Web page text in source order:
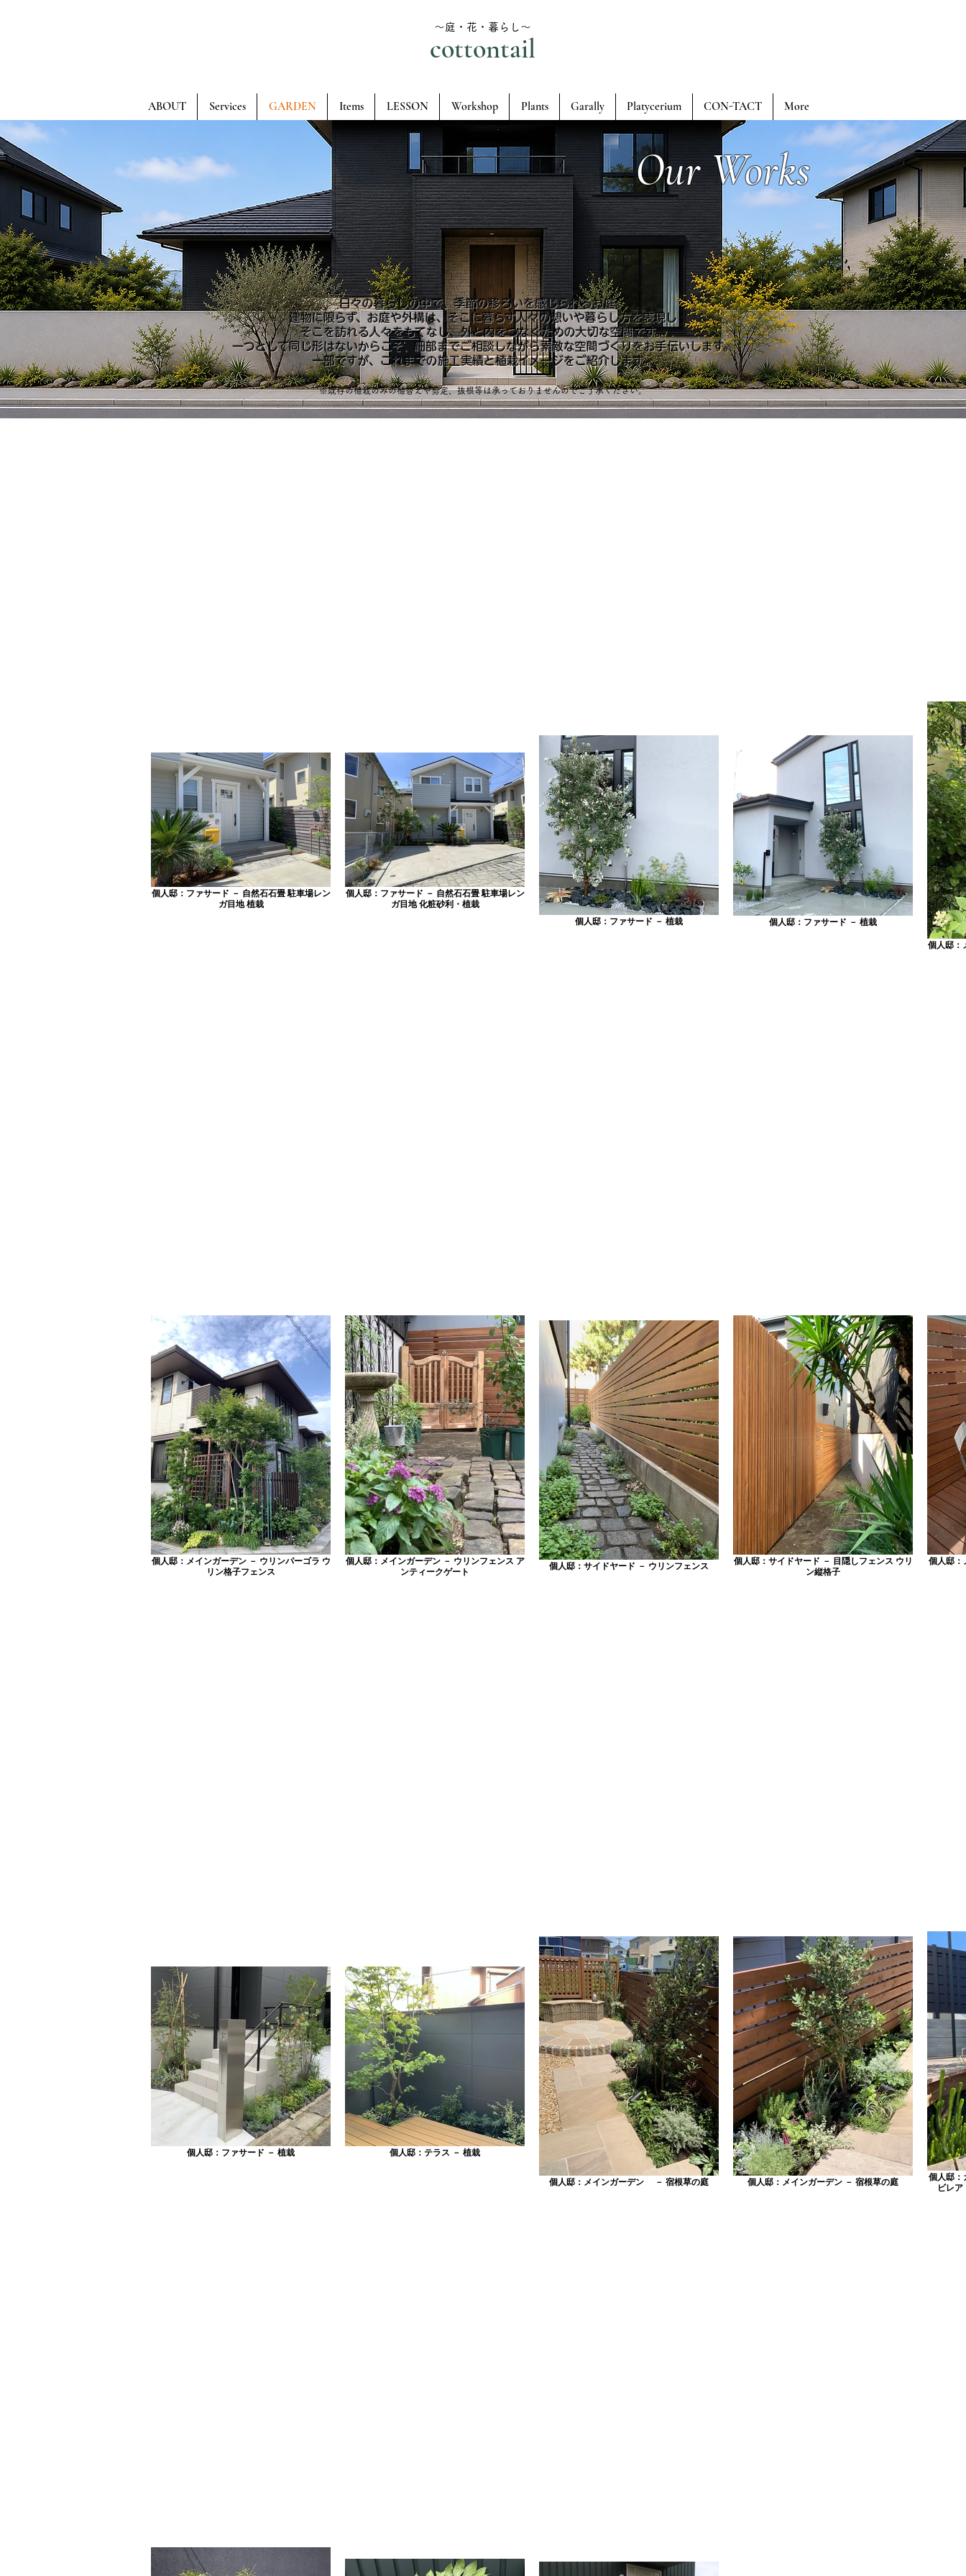
cottontail
～庭・花・暮らし～
ABOUT Services GARDEN Items LESSON Workshop Plants Garally Platycerium CON-TACT More
Our Works
日々の暮らしの中で、季節の移ろいを感じられるお庭。
建物に限らず、お庭や外構は、そこに暮らす人々の想いや暮らし方を表現し
そこを訪れる人々をもてなし、外と内をつなぐための大切な空間です。
一つとして同じ形はないからこそ、細部までご相談しながら素敵な空間づくりをお手伝いします。
​一部ですが、これまでの施工実績と植栽イメージをご紹介します。
※既存の植栽のみの植替えや剪定、抜根等は承っておりませんのでご了承ください。
個人邸：ファサード － 自然石石畳 駐車場レン
ガ目地 植栽
個人邸：ファサード － 自然石石畳 駐車場レン
ガ目地 化粧砂利・植栽
個人邸：ファサード － 植栽
個人邸：ファサード － 植栽
個人邸：
個人邸：メインガーデン － ウリンパーゴラ ウ
リン格子フェンス
個人邸：メインガーデン － ウリンフェンス ア
ンティークゲート
個人邸：サイドヤード － ウリンフェンス
個人邸：サイドヤード － 目隠しフェンス ウリ
ン縦格子
個人邸：
個人邸：ファサード － 植栽 個人邸：テラス － 植栽
個人邸：メインガーデン － 宿根草の庭 個人邸：メインガーデン － 宿根草の庭
個人邸：
ビレ